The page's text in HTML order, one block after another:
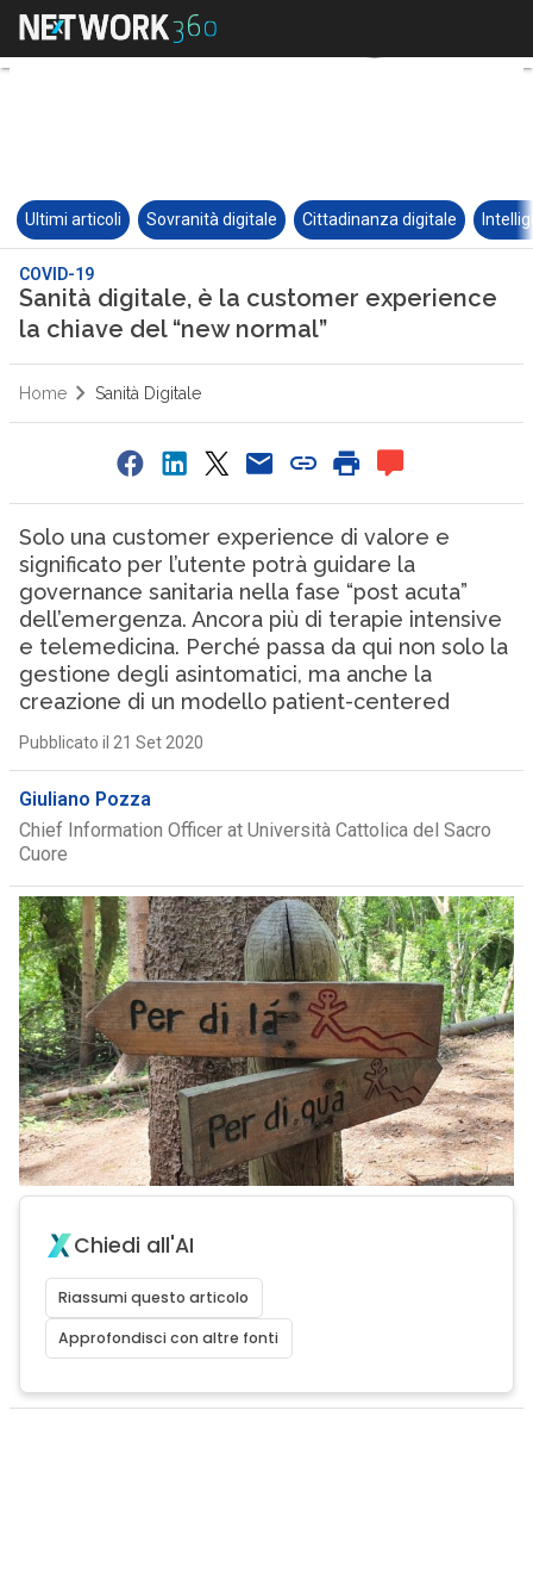
Ultimi articoli Sovranità digitale Cittadinanza digitale
COVID-19
Sanità digitale, è la customer experience
la chiave del “new normal”
Home Sanità Digitale
Solo una customer experience di valore e
significato per l’utente potrà guidare la
governance sanitaria nella fase “post acuta”
dell’emergenza. Ancora più di terapie intensive
e telemedicina. Perché passa da qui non solo la
gestione degli asintomatici, ma anche la
creazione di un modello patient-centered
Pubblicato il 21 Set 2020
Giuliano Pozza
Chief Information Officer at Università Cattolica del Sacro
Cuore
Chiedi all'AI
Riassumi questo articolo
Approfondisci con altre fonti